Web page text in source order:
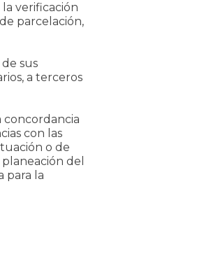
verificación
parcelación,
sus
a terceros
concordancia
con las
o de
del
para la